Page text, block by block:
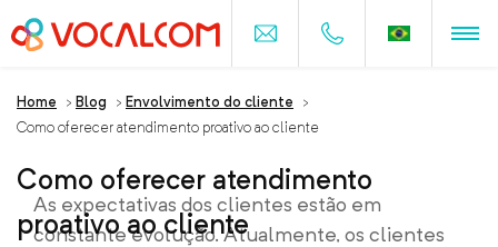
Home > Blog > Envolvimento do cliente
>
Como oferecer atendimento proativo ao cliente
Como oferecer atendimento
proativo ao cliente
As expectativas dos clientes estão em
constante evolução. Atualmente, os clientes